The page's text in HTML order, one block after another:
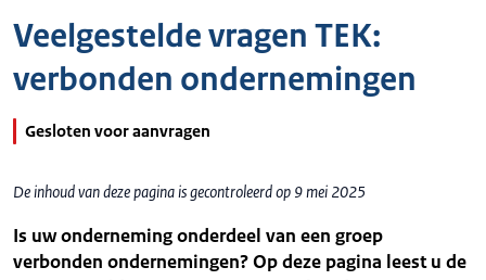
Veelgestelde vragen TEK:
verbonden ondernemingen
Gesloten voor aanvragen
De inhoud van deze pagina is gecontroleerd op 9 mei 2025
Is uw onderneming onderdeel van een groep
verbonden ondernemingen? Op deze pagina leest u de